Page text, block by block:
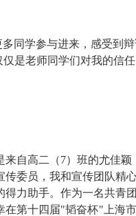
同学参与进来，感受到
是老师同学们对我的信
来自高二（7）班的尤佳
传委员，我和宣传团队精
得力助手。作为一名共青
在第十四届"韬奋杯" 上海